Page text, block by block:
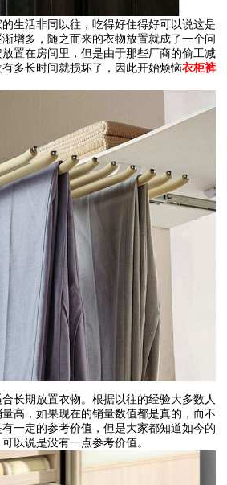
生活非同以往，吃得好住得好可以说这是
增多，随之而来的衣物放置就成了一个问
置在房间里，但是由于那些厂商的偷工减
多长时间就损坏了，因此开始烦恼衣柜裤
合长期放置衣物。根据以往的经验大多数人
高，如果现在的销量数值都是真的，而不
一定的参考价值，但是大家都知道如今的
以说是没有一点参考价值。